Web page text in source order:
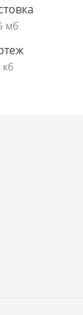
мб
кб